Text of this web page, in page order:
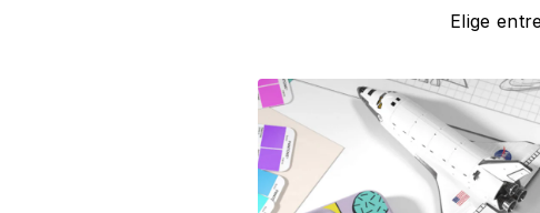
Elige